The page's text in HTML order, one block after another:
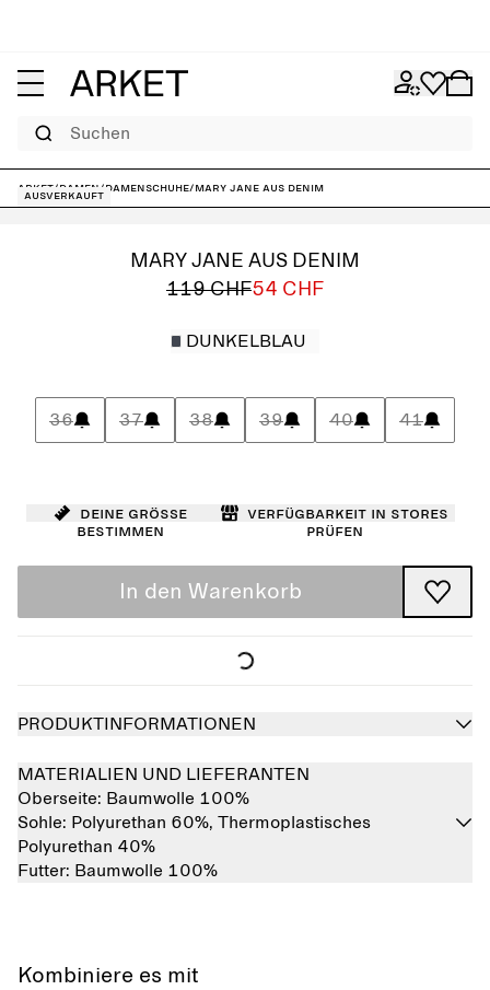
Suchen
ARKET/Damen /Damenschuhe/Mary Jane aus Denim
Ausverkauft
MARY JANE AUS DENIM
119 CHF54 CHF
DUNKELBLAU
36 37 38 39 40 41
Deine Größe
bestimmen
Verfügbarkeit in Stores
prüfen
In den Warenkorb
PRODUKTINFORMATIONEN
MATERIALIEN UND LIEFERANTEN
Oberseite: Baumwolle 100%
Sohle: Polyurethan 60%, Thermoplastisches
Polyurethan 40%
Futter: Baumwolle 100%
Kombiniere es mit